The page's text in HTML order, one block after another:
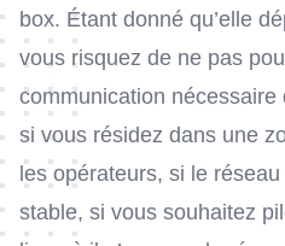
box. Étant donné qu’elle
vous risquez de ne pas
communication
si vous résidez dans une
les opérateurs, si le
stable, si vous souhaitez